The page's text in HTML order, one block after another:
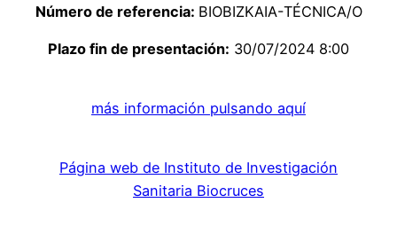
Número de referencia: BIOBIZKAIA-TÉCNICA/O
Plazo fin de presentación: 30/07/2024 8:00
más información pulsando aquí
Página web de Instituto de Investigación
Sanitaria Biocruces